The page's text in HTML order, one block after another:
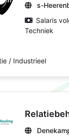
s-
Salaris
Techniek
/ Industrieel